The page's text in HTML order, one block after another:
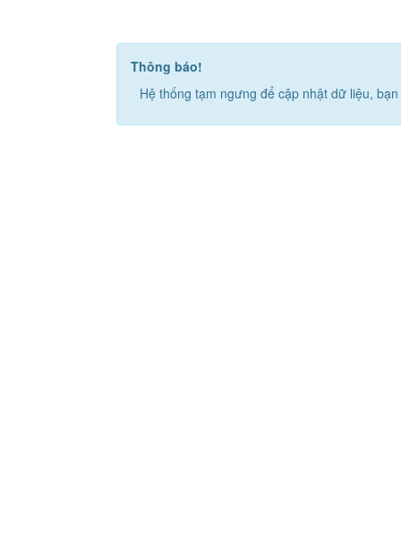
Thông báo!
Hệ thống tạm ngưng để cập nhật dữ liệu,